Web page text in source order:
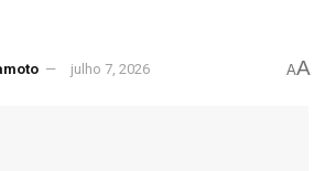
julho 7, 2026 AA